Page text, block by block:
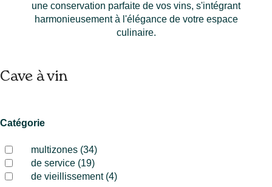
une conservation parfaite de vos vins, s'intégrant
harmonieusement à l'élégance de votre espace
culinaire.
Cave à vin
Catégorie
multizones (34)
de service (19)
de vieillissement (4)